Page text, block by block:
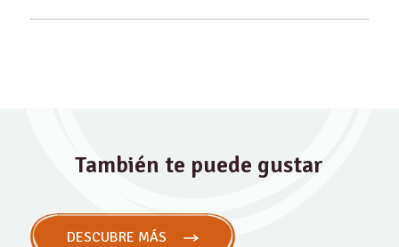
También te puede gustar
DESCUBRE MÁS